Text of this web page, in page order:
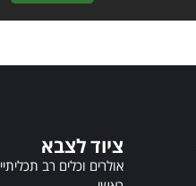
r
v
ציוד לצבא
אולרים וכלים רב